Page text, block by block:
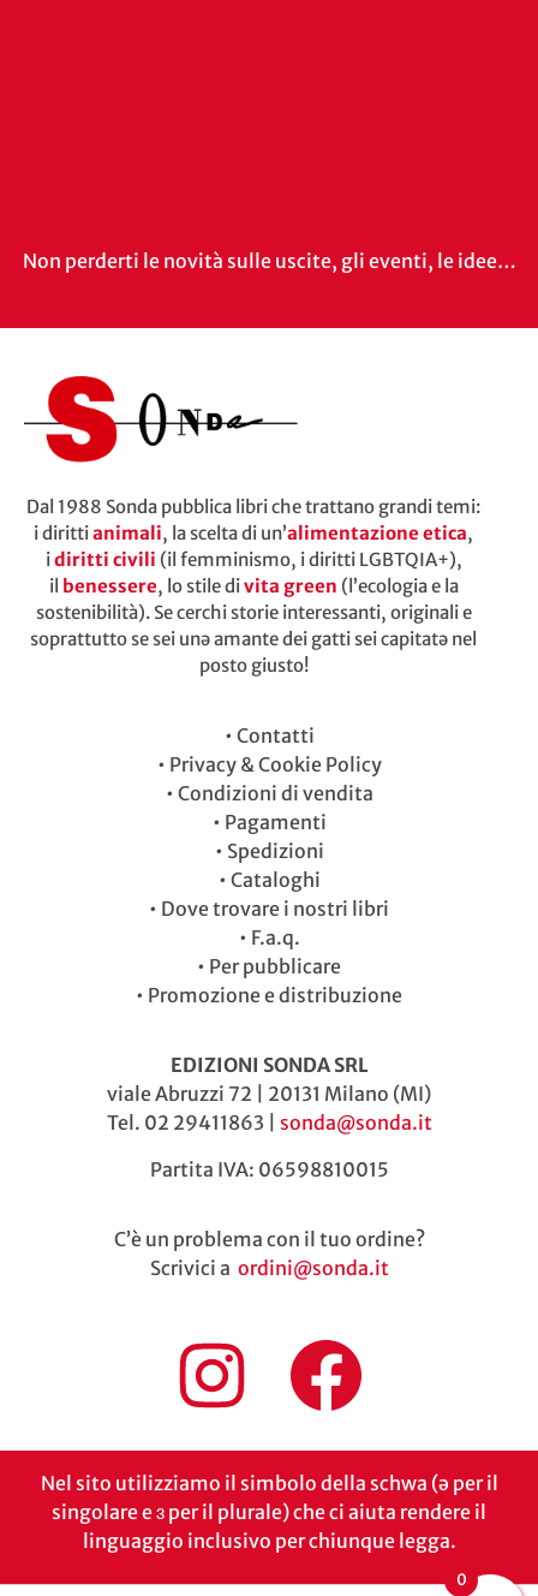
Non perderti le novità sulle uscite, gli eventi, le idee…
Dal 1988 Sonda pubblica libri che trattano grandi temi:
i dirittianimali, la scelta di un’alimentazione etica,
idiritti civili (il femminismo, i diritti LGBTQIA+),
il benessere, lo stile divita green (l’ecologia e la
sostenibilità). Se cerchi storie interessanti, originali e
soprattutto se sei unə amante dei gatti sei capitatə nel
posto giusto!
• Contatti
• Privacy & Cookie Policy
• Condizioni di vendita
• Pagamenti
• Spedizioni
• Cataloghi
• Dove trovare i nostri libri
• F.a.q.
• Per pubblicare
• Promozione e distribuzione
EDIZIONI SONDA SRL
viale Abruzzi 72 | 20131 Milano (MI)
Tel. 02 29411863 | sonda@sonda.it
Partita IVA: 06598810015
C’è un problema con il tuo ordine?
Scrivici a ordini@sonda.it
Nel sito utilizziamo il simbolo della schwa (ə per il
singolare e ɜ per il plurale) che ci aiuta rendere il
linguaggio inclusivo per chiunque legga.
0